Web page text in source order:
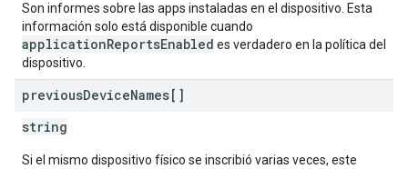
Son informes sobre las apps instaladas en el dispositivo. Esta
información solo está disponible cuando
applicationReportsEnabled es verdadero en la política del
dispositivo.
previousDeviceNames[]
string
Si el mismo dispositivo físico se inscribió varias veces, este